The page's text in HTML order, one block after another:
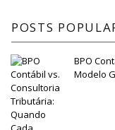
POSTS
BPO
Modelo